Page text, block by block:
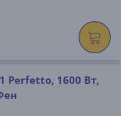
Perfetto, 1600 Вт,